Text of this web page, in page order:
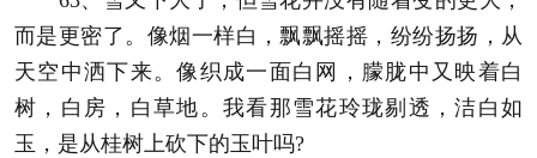
而是更密了。像烟一样白，飘飘摇摇，纷纷扬扬，从
天空中洒下来。像织成一面白网，朦胧中又映着白
树，白房，白草地。我看那雪花玲珑剔透，洁白如
玉，是从桂树上砍下的玉叶吗?